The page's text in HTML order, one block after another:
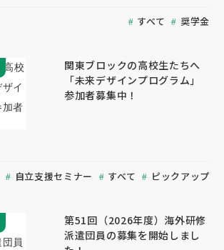
すべて 奨学金
関東ブロックの高校生たちへ
「未来デザインプログラム」
参加者募集中！
自立支援セミナー すべて ピックアップ
第51回（2026年度）海外研修
派遣団員の募集を開始しまし